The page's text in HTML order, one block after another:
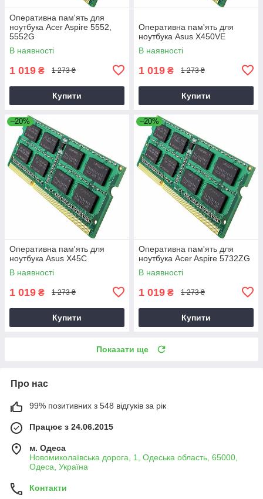
Оперативна пам'ять для
ноутбука Acer Aspire 5552,
5552G
В наявності
1 019 ₴ 1 273 ₴
Купити
Оперативна пам'ять для
ноутбука Asus X450VE
В наявності
1 019 ₴ 1 273 ₴
Купити
–20%
Оперативна пам'ять для
ноутбука Asus X45C
В наявності
1 019 ₴ 1 273 ₴
Купити
–20%
Оперативна пам'ять для
ноутбука Acer Aspire 5732ZG
В наявності
1 019 ₴ 1 273 ₴
Купити
Показати ще
Про нас
99% позитивних з 548 відгуків за рік
Працює з 24.06.2015
м. Одеса
Новомиколаївська дорога, 1, Одеська область, 65000,
Одеса, Україна
Контакти